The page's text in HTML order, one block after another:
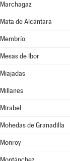
Marchagaz
Mata de Alcántara
Membrío
Mesas de Ibor
Miajadas
Millanes
Mirabel
Mohedas de Granadilla
Monroy